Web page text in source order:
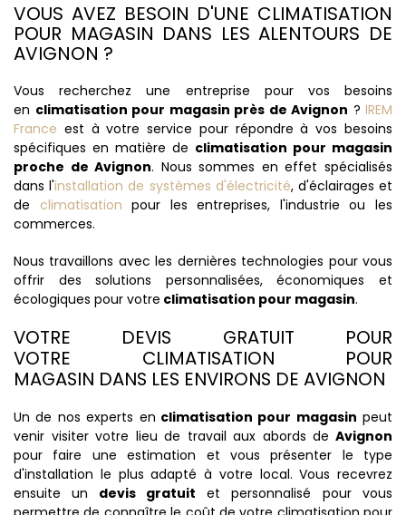
VOUS AVEZ BESOIN D'UNE CLIMATISATION
POUR MAGASIN DANS LES ALENTOURS DE
AVIGNON ?
Vous recherchez une entreprise pour vos besoins
en climatisation pour magasin près de Avignon ? IREM
France est à votre service pour répondre à vos besoins
spécifiques en matière de climatisation pour magasin
proche de Avignon. Nous sommes en effet spécialisés
dans l'installation de systèmes d'électricité, d'éclairages et
de climatisation pour les entreprises, l'industrie ou les
commerces.
Nous travaillons avec les dernières technologies pour vous
offrir des solutions personnalisées, économiques et
écologiques pour votre climatisation pour magasin.
VOTRE DEVIS GRATUIT POUR
VOTRE CLIMATISATION POUR
MAGASIN DANS LES ENVIRONS DE AVIGNON
Un de nos experts en climatisation pour magasin peut
venir visiter votre lieu de travail aux abords de Avignon
pour faire une estimation et vous présenter le type
d'installation le plus adapté à votre local. Vous recevrez
ensuite un devis gratuit et personnalisé pour vous